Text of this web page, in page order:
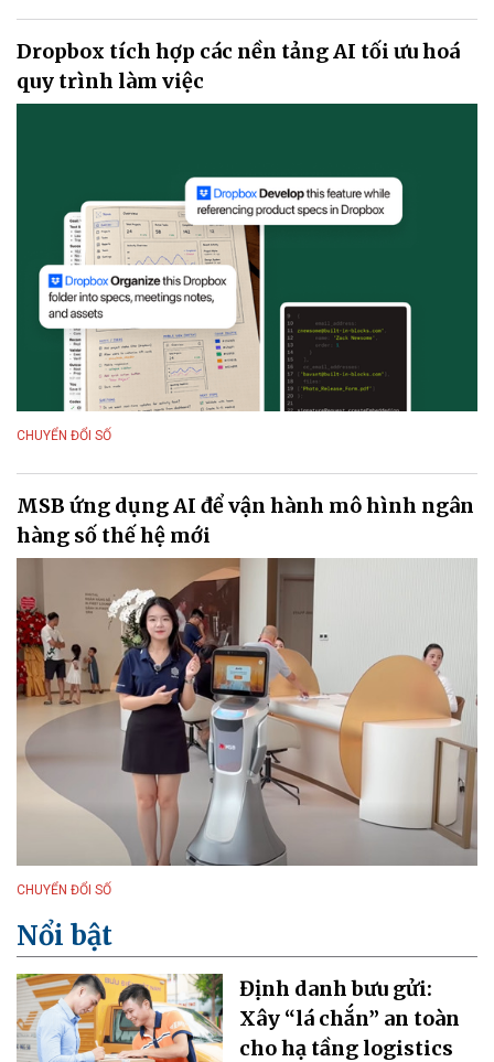
Dropbox tích hợp các nền tảng AI tối ưu hoá
quy trình làm việc
CHUYỂN ĐỔI SỐ
MSB ứng dụng AI để vận hành mô hình ngân
hàng số thế hệ mới
CHUYỂN ĐỔI SỐ
Nổi bật
Định danh bưu gửi:
Xây “lá chắn” an toàn
cho hạ tầng logistics